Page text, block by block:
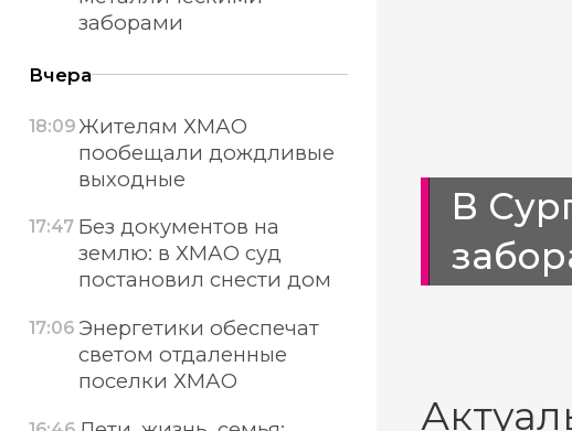
В
заборами
Вчера
18:09 Жителям ХМАО
пообещали дождливые
выходные
17:47 Без документов на
землю: в ХМАО суд
постановил снести дом
17:06 Энергетики обеспечат
светом отдаленные
поселки ХМАО